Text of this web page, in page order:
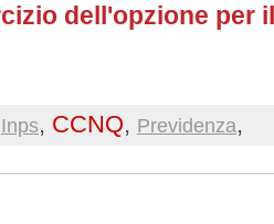
dell'opzione per
Inps, CCNQ, Previdenza,